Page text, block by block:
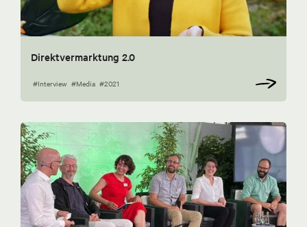
Direktvermarktung 2.0
#Interview #Media #2021